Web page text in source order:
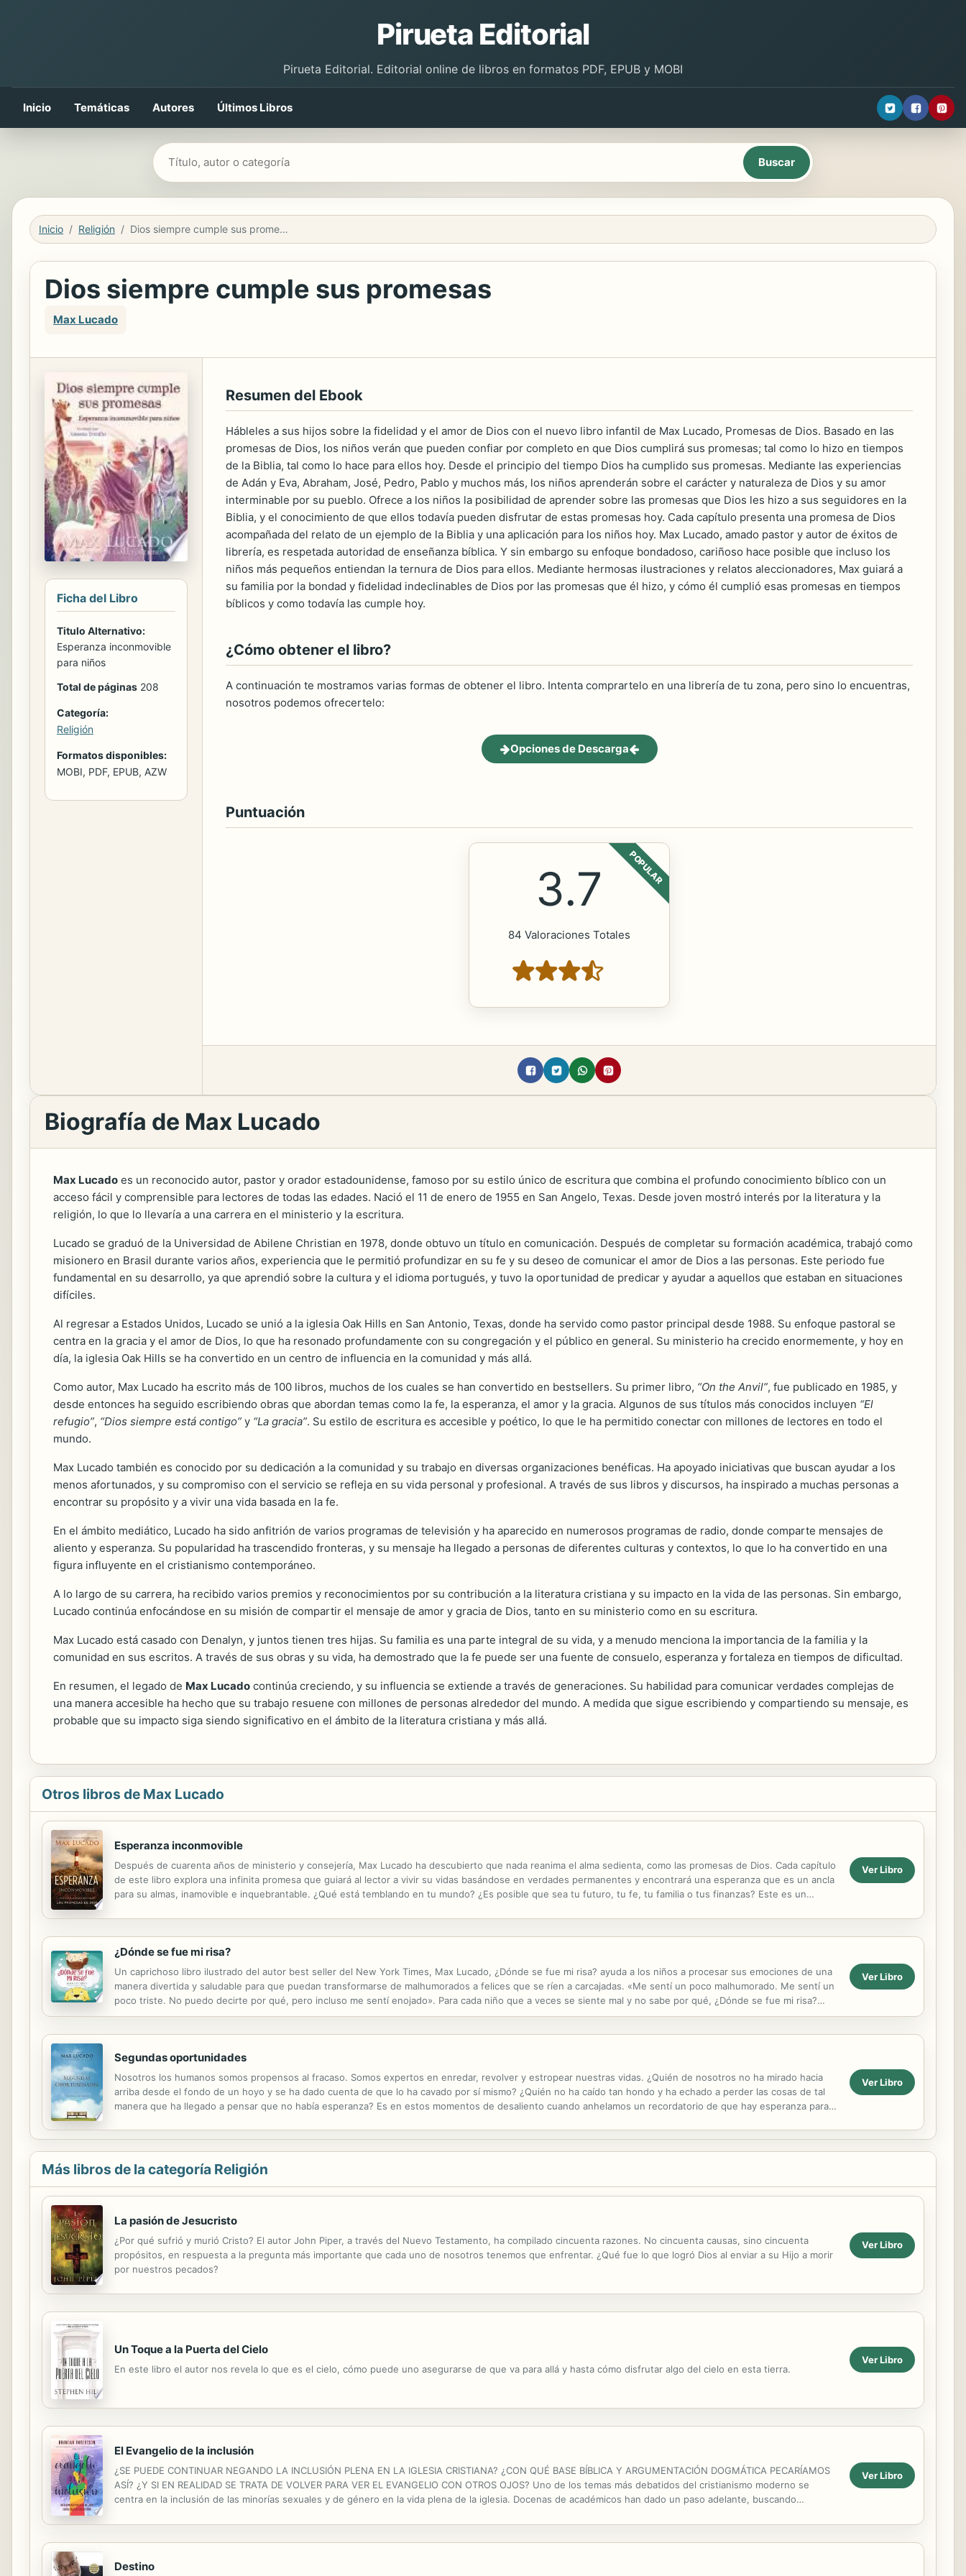
Pirueta Editorial
Pirueta Editorial. Editorial online de libros en formatos PDF, EPUB y MOBI
Inicio Temáticas Autores Últimos Libros
Buscar libros
Inicio Religión Dios siempre cumple sus promesas
Dios siempre cumple sus promesas
Max Lucado
Ficha del Libro
Titulo Alternativo:
Esperanza inconmovible
para niños
Total de páginas 208
Categoría:
Religión
Formatos disponibles:
MOBI, PDF, EPUB, AZW
Resumen del Ebook
Hábleles a sus hijos sobre la fidelidad y el amor de Dios con el nuevo libro infantil de Max Lucado, Promesas de Dios. Basado en las
promesas de Dios, los niños verán que pueden confiar por completo en que Dios cumplirá sus promesas; tal como lo hizo en tiempos
de la Biblia, tal como lo hace para ellos hoy. Desde el principio del tiempo Dios ha cumplido sus promesas. Mediante las experiencias
de Adán y Eva, Abraham, José, Pedro, Pablo y muchos más, los niños aprenderán sobre el carácter y naturaleza de Dios y su amor
interminable por su pueblo. Ofrece a los niños la posibilidad de aprender sobre las promesas que Dios les hizo a sus seguidores en la
Biblia, y el conocimiento de que ellos todavía pueden disfrutar de estas promesas hoy. Cada capítulo presenta una promesa de Dios
acompañada del relato de un ejemplo de la Biblia y una aplicación para los niños hoy. Max Lucado, amado pastor y autor de éxitos de
librería, es respetada autoridad de enseñanza bíblica. Y sin embargo su enfoque bondadoso, cariñoso hace posible que incluso los
niños más pequeños entiendan la ternura de Dios para ellos. Mediante hermosas ilustraciones y relatos aleccionadores, Max guiará a
su familia por la bondad y fidelidad indeclinables de Dios por las promesas que él hizo, y cómo él cumplió esas promesas en tiempos
bíblicos y como todavía las cumple hoy.
¿Cómo obtener el libro?
A continuación te mostramos varias formas de obtener el libro. Intenta comprartelo en una librería de tu zona, pero sino lo encuentras,
nosotros podemos ofrecertelo:
Opciones de Descarga
Puntuación
POPULAR
3.7
84 Valoraciones Totales
Biografía de Max Lucado
Max Lucado es un reconocido autor, pastor y orador estadounidense, famoso por su estilo único de escritura que combina el profundo conocimiento bíblico con un
acceso fácil y comprensible para lectores de todas las edades. Nació el 11 de enero de 1955 en San Angelo, Texas. Desde joven mostró interés por la literatura y la
religión, lo que lo llevaría a una carrera en el ministerio y la escritura.
Lucado se graduó de la Universidad de Abilene Christian en 1978, donde obtuvo un título en comunicación. Después de completar su formación académica, trabajó como
misionero en Brasil durante varios años, experiencia que le permitió profundizar en su fe y su deseo de comunicar el amor de Dios a las personas. Este periodo fue
fundamental en su desarrollo, ya que aprendió sobre la cultura y el idioma portugués, y tuvo la oportunidad de predicar y ayudar a aquellos que estaban en situaciones
difíciles.
Al regresar a Estados Unidos, Lucado se unió a la iglesia Oak Hills en San Antonio, Texas, donde ha servido como pastor principal desde 1988. Su enfoque pastoral se
centra en la gracia y el amor de Dios, lo que ha resonado profundamente con su congregación y el público en general. Su ministerio ha crecido enormemente, y hoy en
día, la iglesia Oak Hills se ha convertido en un centro de influencia en la comunidad y más allá.
Como autor, Max Lucado ha escrito más de 100 libros, muchos de los cuales se han convertido en bestsellers. Su primer libro, “On the Anvil”, fue publicado en 1985, y
desde entonces ha seguido escribiendo obras que abordan temas como la fe, la esperanza, el amor y la gracia. Algunos de sus títulos más conocidos incluyen “El
refugio”, “Dios siempre está contigo” y “La gracia”. Su estilo de escritura es accesible y poético, lo que le ha permitido conectar con millones de lectores en todo el
mundo.
Max Lucado también es conocido por su dedicación a la comunidad y su trabajo en diversas organizaciones benéficas. Ha apoyado iniciativas que buscan ayudar a los
menos afortunados, y su compromiso con el servicio se refleja en su vida personal y profesional. A través de sus libros y discursos, ha inspirado a muchas personas a
encontrar su propósito y a vivir una vida basada en la fe.
En el ámbito mediático, Lucado ha sido anfitrión de varios programas de televisión y ha aparecido en numerosos programas de radio, donde comparte mensajes de
aliento y esperanza. Su popularidad ha trascendido fronteras, y su mensaje ha llegado a personas de diferentes culturas y contextos, lo que lo ha convertido en una
figura influyente en el cristianismo contemporáneo.
A lo largo de su carrera, ha recibido varios premios y reconocimientos por su contribución a la literatura cristiana y su impacto en la vida de las personas. Sin embargo,
Lucado continúa enfocándose en su misión de compartir el mensaje de amor y gracia de Dios, tanto en su ministerio como en su escritura.
Max Lucado está casado con Denalyn, y juntos tienen tres hijas. Su familia es una parte integral de su vida, y a menudo menciona la importancia de la familia y la
comunidad en sus escritos. A través de sus obras y su vida, ha demostrado que la fe puede ser una fuente de consuelo, esperanza y fortaleza en tiempos de dificultad.
En resumen, el legado de Max Lucado continúa creciendo, y su influencia se extiende a través de generaciones. Su habilidad para comunicar verdades complejas de
una manera accesible ha hecho que su trabajo resuene con millones de personas alrededor del mundo. A medida que sigue escribiendo y compartiendo su mensaje, es
probable que su impacto siga siendo significativo en el ámbito de la literatura cristiana y más allá.
Otros libros de Max Lucado
Esperanza inconmovible
Después de cuarenta años de ministerio y consejería, Max Lucado ha descubierto que nada reanima el alma sedienta, como las promesas de Dios. Cada capítulo
de este libro explora una infinita promesa que guiará al lector a vivir su vidas basándose en verdades permanentes y encontrará una esperanza que es un ancla
para su almas, inamovible e inquebrantable. ¿Qué está temblando en tu mundo? ¿Es posible que sea tu futuro, tu fe, tu familia o tus finanzas? Este es un
Ver Libro
¿Dónde se fue mi risa?
Un caprichoso libro ilustrado del autor best seller del New York Times, Max Lucado, ¿Dónde se fue mi risa? ayuda a los niños a procesar sus emociones de una
manera divertida y saludable para que puedan transformarse de malhumorados a felices que se ríen a carcajadas. «Me sentí un poco malhumorado. Me sentí un
poco triste. No puedo decirte por qué, pero incluso me sentí enojado». Para cada niño que a veces se siente mal y no sabe por qué, ¿Dónde se fue mi risa?
ayuda a normalizar y disipar las emociones negativas de una manera encantadora. Una perfecta lectura en voz alta,...
Ver Libro
Segundas oportunidades
Nosotros los humanos somos propensos al fracaso. Somos expertos en enredar, revolver y estropear nuestras vidas. ¿Quién de nosotros no ha mirado hacia
arriba desde el fondo de un hoyo y se ha dado cuenta de que lo ha cavado por sí mismo? ¿Quién no ha caído tan hondo y ha echado a perder las cosas de tal
manera que ha llegado a pensar que no había esperanza? Es en estos momentos de desaliento cuando anhelamos un recordatorio de que hay esperanza para
Ver Libro
Más libros de la categoría Religión
La pasión de Jesucristo
¿Por qué sufrió y murió Cristo? El autor John Piper, a través del Nuevo Testamento, ha compilado cincuenta razones. No cincuenta causas, sino cincuenta
propósitos, en respuesta a la pregunta más importante que cada uno de nosotros tenemos que enfrentar. ¿Qué fue lo que logró Dios al enviar a su Hijo a morir
por nuestros pecados?
Ver Libro
Un Toque a la Puerta del Cielo
En este libro el autor nos revela lo que es el cielo, cómo puede uno asegurarse de que va para allá y hasta cómo disfrutar algo del cielo en esta tierra.
Ver Libro
El Evangelio de la inclusión
¿SE PUEDE CONTINUAR NEGANDO LA INCLUSIÓN PLENA EN LA IGLESIA CRISTIANA? ¿CON QUÉ BASE BÍBLICA Y ARGUMENTACIÓN DOGMÁTICA PECARÍAMOS
ASÍ? ¿Y SI EN REALIDAD SE TRATA DE VOLVER PARA VER EL EVANGELIO CON OTROS OJOS? Uno de los temas más debatidos del cristianismo moderno se
centra en la inclusión de las minorías sexuales y de género en la vida plena de la iglesia. Docenas de académicos han dado un paso adelante, buscando
Ver Libro
Destino